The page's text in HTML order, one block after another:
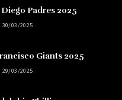
Diego Padres 2025
30/03/2025
Giants 2025
29/03/2025